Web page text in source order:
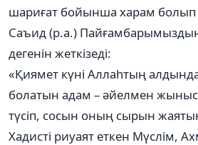
шариғат бойынша харам
Саъид (р.а.)
дегенін жеткізеді:
«Қиямет күні Аллаһтың
болатын адам – әйелмен
түсіп, сосын оның сырын
Хадисті риуаят еткен Мүслім,